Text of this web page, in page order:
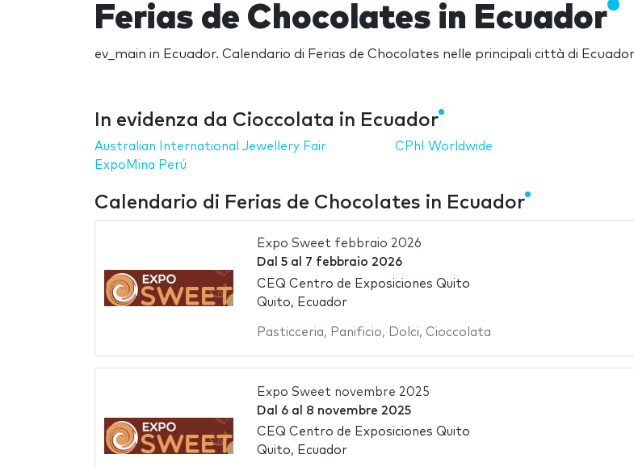
Ferias de Chocolates in Ecuador
ev_main in Ecuador. Calendario di Ferias de Chocolates nelle principali città di Ecuador
In evidenza da Cioccolata in Ecuador
Australian International Jewellery Fair
ExpoMina Perú
CPhI Worldwide
Calendario di Ferias de Chocolates in Ecuador
Expo Sweet febbraio 2026
Dal 5al 7 febbraio 2026
CEQ Centro de Exposiciones Quito
Quito, Ecuador
Pasticceria, Panificio, Dolci, Cioccolata
Expo Sweet novembre 2025
Dal 6al 8 novembre 2025
CEQ Centro de Exposiciones Quito
Quito, Ecuador